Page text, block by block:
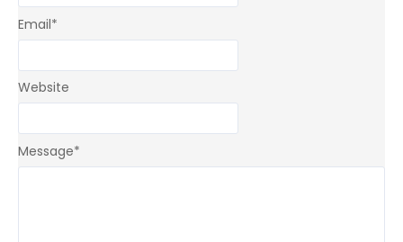
Message*
Email*
Website